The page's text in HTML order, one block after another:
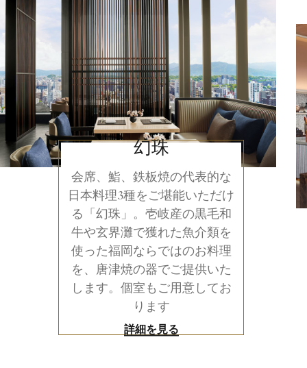
幻珠
会席、鮨、鉄板焼の代表的な
日本料理3種をご堪能いただけ
る「幻珠」。壱岐産の黒毛和
牛や玄界灘で獲れた魚介類を
使った福岡ならではのお料理
を、唐津焼の器でご提供いた
します。個室もご用意してお
ります
詳細を見る